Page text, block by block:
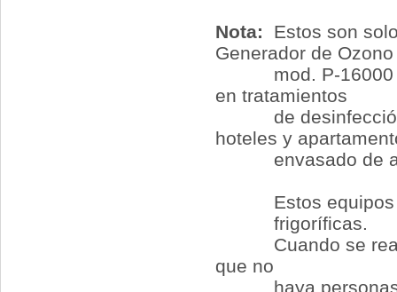
Nota: Estos son
Generador de Ozono
mod. P-
en tratamientos
de desinfección
hoteles y
envasado de
Estos equipos no
frigoríficas.
Cuando se
que no
haya personas ni